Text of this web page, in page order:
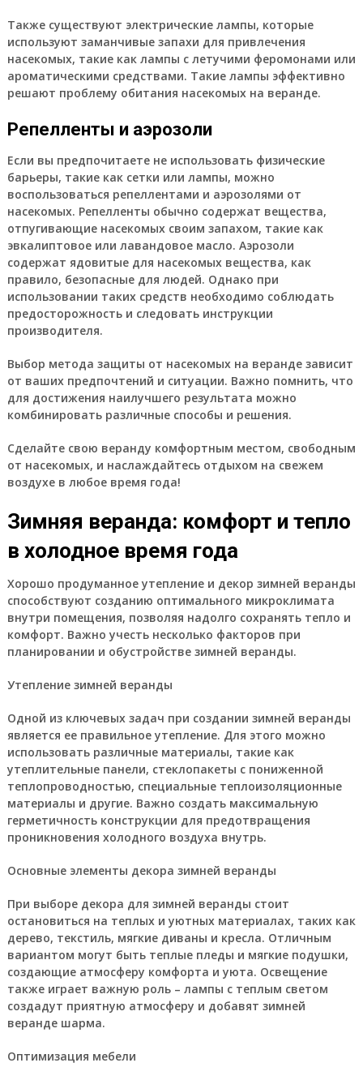
Также существуют электрические лампы, которые
используют заманчивые запахи для привлечения
насекомых, такие как лампы с летучими феромонами или
ароматическими средствами. Такие лампы эффективно
решают проблему обитания насекомых на веранде.
Репелленты и аэрозоли
Если вы предпочитаете не использовать физические
барьеры, такие как сетки или лампы, можно
воспользоваться репеллентами и аэрозолями от
насекомых. Репелленты обычно содержат вещества,
отпугивающие насекомых своим запахом, такие как
эвкалиптовое или лавандовое масло. Аэрозоли
содержат ядовитые для насекомых вещества, как
правило, безопасные для людей. Однако при
использовании таких средств необходимо соблюдать
предосторожность и следовать инструкции
производителя.
Выбор метода защиты от насекомых на веранде зависит
от ваших предпочтений и ситуации. Важно помнить, что
для достижения наилучшего результата можно
комбинировать различные способы и решения.
Сделайте свою веранду комфортным местом, свободным
от насекомых, и наслаждайтесь отдыхом на свежем
воздухе в любое время года!
Зимняя веранда: комфорт и тепло
в холодное время года
Хорошо продуманное утепление и декор зимней веранды
способствуют созданию оптимального микроклимата
внутри помещения, позволяя надолго сохранять тепло и
комфорт. Важно учесть несколько факторов при
планировании и обустройстве зимней веранды.
Утепление зимней веранды
Одной из ключевых задач при создании зимней веранды
является ее правильное утепление. Для этого можно
использовать различные материалы, такие как
утеплительные панели, стеклопакеты с пониженной
теплопроводностью, специальные теплоизоляционные
материалы и другие. Важно создать максимальную
герметичность конструкции для предотвращения
проникновения холодного воздуха внутрь.
Основные элементы декора зимней веранды
При выборе декора для зимней веранды стоит
остановиться на теплых и уютных материалах, таких как
дерево, текстиль, мягкие диваны и кресла. Отличным
вариантом могут быть теплые пледы и мягкие подушки,
создающие атмосферу комфорта и уюта. Освещение
также играет важную роль – лампы с теплым светом
создадут приятную атмосферу и добавят зимней
веранде шарма.
Оптимизация мебели